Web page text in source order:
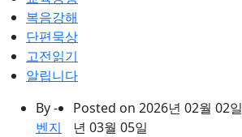
기
복음강해
단편묵상
고전읽기
알립니다
By -
벤지
Posted on 2026년 02월 02일
년 03월 05일